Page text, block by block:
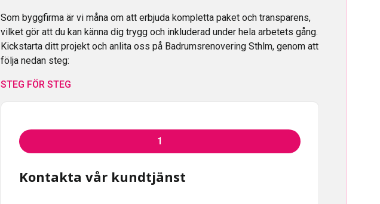
Som byggfirma är vi måna om att erbjuda kompletta paket och transparens,
vilket gör att du kan känna dig trygg och inkluderad under hela arbetets gång.
Kickstarta ditt projekt och anlita oss på Badrumsrenovering Sthlm, genom att
följa nedan steg:
STEG FÖR STEG
1
Kontakta vår kundtjänst